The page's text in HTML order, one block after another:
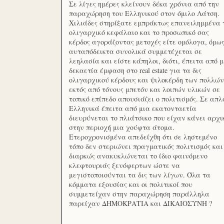
Σε λίγες ημέρες κλείνουν δέκα χρόνια από την
παραχώρηση του Ελληνικού στον όμιλο Λάτση.
Χιλιάδες στηρίξατε εμπράκτως επανειλημμένα
ολιγαρχικό κεφάλαιο και το προσωπικό σας
κέρδος αγοράζοντας μετοχές είτε ομόλογα, όμως
αυταπόδεικτα συνολικά συμμετέχεται σε
λεηλασία και είστε κάπηλοι, διότι, έπειτα από
δεκαετία έμφαση στο real estate για τα δις
ολιγαρχικού κέρδους και ψιλοκέρδη των πολλών
εκτός από τόνους μπετόν και λοιπών υλικών σε
τοπικό επίπεδο απουσιάζει ο πολιτισμός. Σε
Ελληνικά έπειτα από μια εκατονταετία
διευρύνεται το πλιάτσικο που είχαν κάνει
στην περιοχή μια χούφτα άτομα.
Ετεροχρονισμένα απεδείχθη ότι σε ληστεμένο
τόπο δεν στεριώνει πραγματικός πολιτισμός και
διαρκώς ανακυκλώνεται το ίδιο φαινόμενο
κλεφτουριάς ξενόφερτων ώστε να
μεγιστοποιούνται τα δις των λίγων. Όλα τα
κόμματα εξουσίας και οι πολιτικοί που
συμμετείχαν στην παραχώρηση παράλληλα
παρείχαν ΔΗΜΟΚΡΑΤΙΑ και ΔΙΚΑΙΟΣΥΝΗ ?